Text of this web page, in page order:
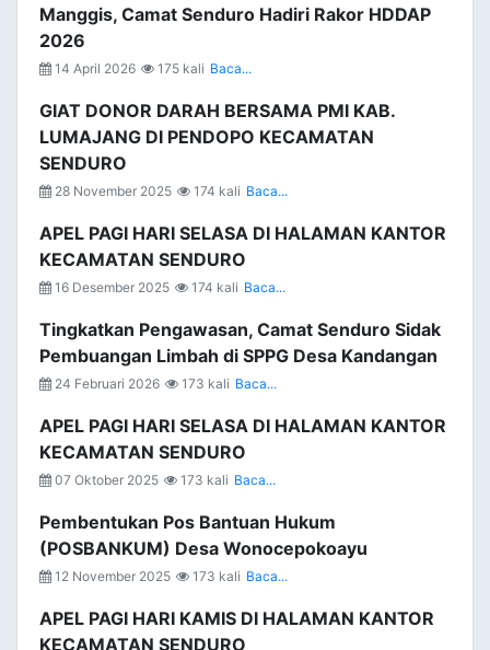
Manggis, Camat Senduro Hadiri Rakor HDDAP
2026
14 April 2026 175 kali Baca...
GIAT DONOR DARAH BERSAMA PMI KAB.
LUMAJANG DI PENDOPO KECAMATAN
SENDURO
28 November 2025 174 kali Baca...
APEL PAGI HARI SELASA DI HALAMAN KANTOR
KECAMATAN SENDURO
16 Desember 2025 174 kali Baca...
Tingkatkan Pengawasan, Camat Senduro Sidak
Pembuangan Limbah di SPPG Desa Kandangan
24 Februari 2026 173 kali Baca...
APEL PAGI HARI SELASA DI HALAMAN KANTOR
KECAMATAN SENDURO
07 Oktober 2025 173 kali Baca...
Pembentukan Pos Bantuan Hukum
(POSBANKUM) Desa Wonocepokoayu
12 November 2025 173 kali Baca...
APEL PAGI HARI KAMIS DI HALAMAN KANTOR
KECAMATAN SENDURO